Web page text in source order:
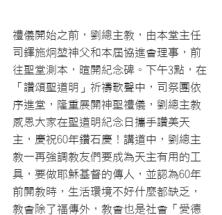
禮儀開始之前，劉總主教，由本堂主任
司鐸施炯堃神父和本屆協進會理事，前
往聖堂測本，暄開紀念碑。下午3點，在
「讚頌聖道明」祈禱歌聲中，司祭團依
序進堂，隆重展開神聖禮儀，劉總主教
感恩大家在聖道明紀念日攜手讚美天
主，慶祝60年鑽石慶！講道中，劉總主
教一再強調教友們要成為天主有用的工
具，要做耶穌基督的傳人，並認為60年
前開教時，生活環境不好什麼都缺乏，
教會除了福傳外，教會也是社會「愛德